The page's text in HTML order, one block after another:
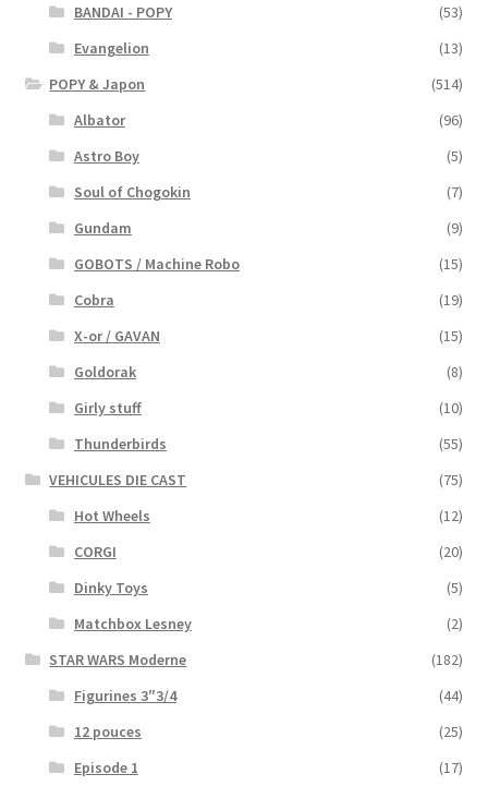
BANDAI - POPY
(53)
Evangelion
(13)
POPY & Japon
(514)
Albator
(96)
Astro Boy
(5)
Soul of Chogokin
(7)
Gundam
(9)
GOBOTS / Machine Robo
(15)
Cobra
(19)
X-or / GAVAN
(15)
Goldorak
(8)
Girly stuff
(10)
Thunderbirds
(55)
VEHICULES DIE CAST
(75)
Hot Wheels
(12)
CORGI
(20)
Dinky Toys
(5)
Matchbox Lesney
(2)
STAR WARS Moderne
(182)
Figurines 3″3/4
(44)
12 pouces
(25)
Episode 1
(17)